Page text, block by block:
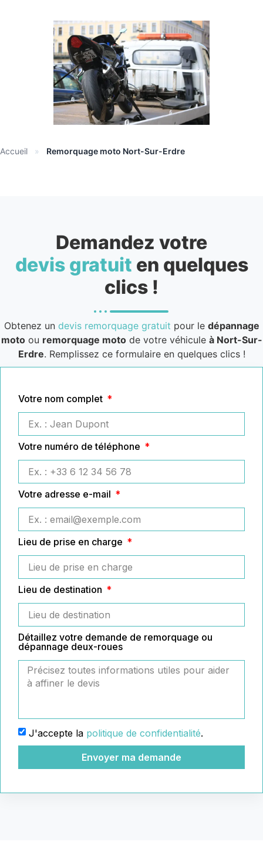
Accueil » Remorquage moto Nort-Sur-Erdre
Demandez votre
devis gratuit en quelques
clics !
Obtenez un devis remorquage gratuit pour le dépannage
motoou remorquage motode votre véhicule à Nort-Sur-
Erdre. Remplissez ce formulaire en quelques clics !
Votre nom complet
Votre numéro de téléphone
Votre adresse e-mail
Lieu de prise en charge
Lieu de destination
Détaillez votre demande de remorquage ou
dépannage deux-roues
J'accepte la politique de confidentialité.
Envoyer ma demande